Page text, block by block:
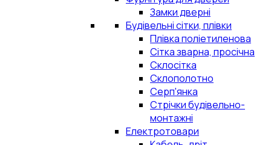
Замки дверні
Будівельні сітки, плівки
Плівка поліетиленова
Сітка зварна, просічна
Склосітка
Склополотно
Серп'янка
Стрічки будівельно-
монтажні
Електротовари